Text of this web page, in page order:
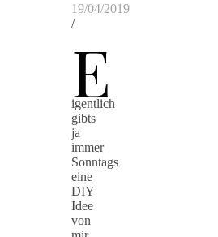
19/04/2019
/
E
igentlich
gibts
ja
immer
Sonntags
eine
DIY
Idee
von